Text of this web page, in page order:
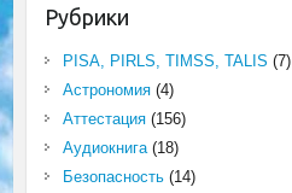
Рубрики
PISA, PIRLS, TIMSS, TALIS (7)
Астрономия(4)
Аттестация(156)
Аудиокнига(18)
Безопасность(14)